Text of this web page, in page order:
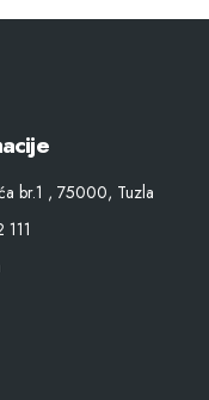
br.1 , 75000, Tuzla